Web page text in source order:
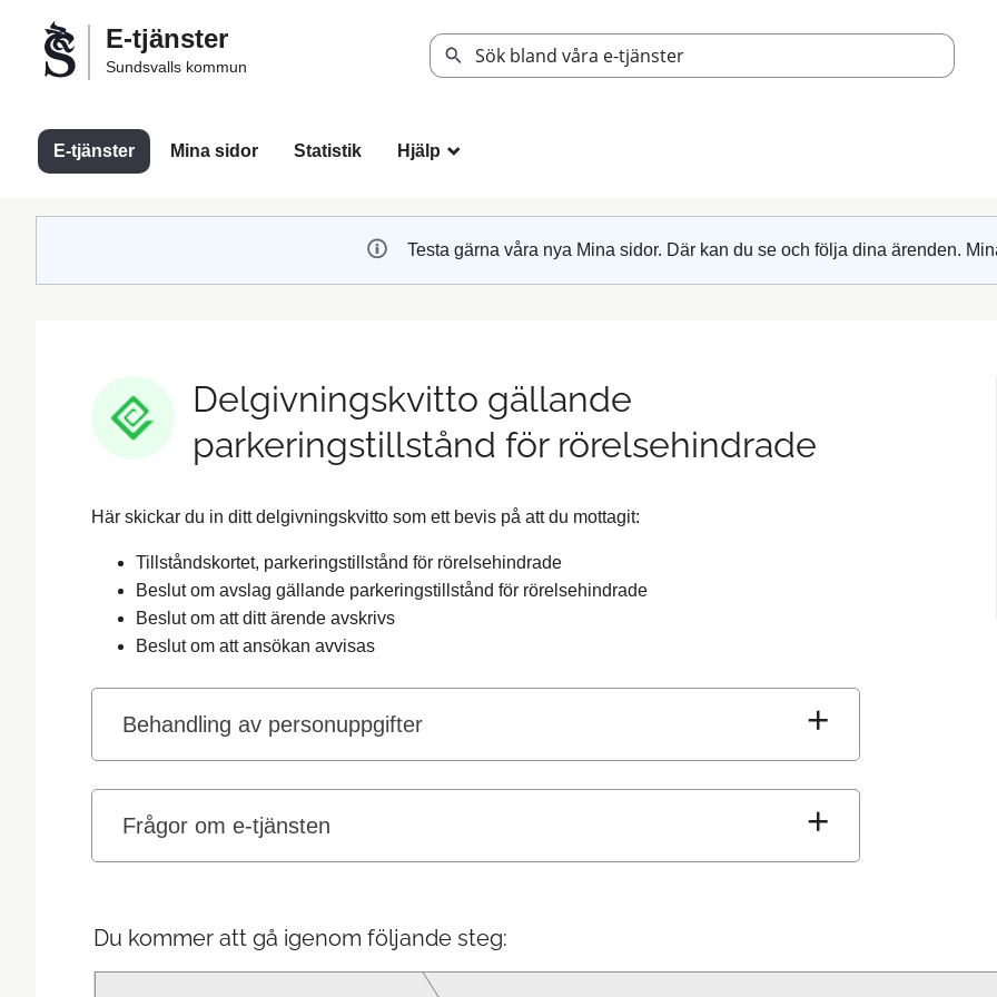
Välkommen
Sundsvalls
tjänster
E-tjänster
Sundsvalls kommun
E-tjänster Mina sidor Statistik Hjälp _
Testa gärna våra nya Mina sidor. Där kan du se och följa dina ärenden.
Delgivningskvitto gällande
parkeringstillstånd för rörelsehindrade
Här skickar du in ditt delgivningskvitto som ett bevis på att du mottagit:
Tillståndskortet, parkeringstillstånd för rörelsehindrade
Beslut om avslag gällande parkeringstillstånd för rörelsehindrade
Beslut om att ditt ärende avskrivs
Beslut om att ansökan avvisas
Behandling av personuppgifter
Frågor om e-tjänsten
Du kommer att gå igenom följande steg: